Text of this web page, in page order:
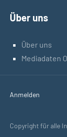
Über uns
Über uns
Mediadaten
Anmelden
Copyright für alle